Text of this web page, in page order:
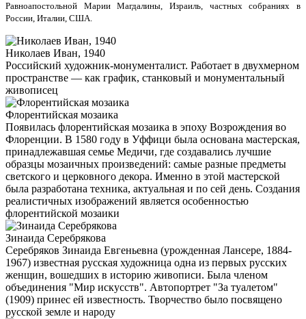
Равноапостольной Марии Магдалины, Израиль, частных собраниях в
России, Италии, США.
Николаев Иван, 1940
Российский художник-монументалист. Работает в двухмерном
пространстве — как график, станковый и монументальный
живописец
Флорентийская мозаика
Появилась флорентийская мозаика в эпоху Возрождения во
Флоренции. В 1580 году в Уффици была основана мастерская,
принадлежавшая семье Медичи, где создавались лучшие
образцы мозаичных произведений: самые разные предметы
светского и церковного декора. Именно в этой мастерской
была разработана техника, актуальная и по сей день. Создания
реалистичных изображений является особенностью
флорентийской мозаики
Зинаида Серебрякова
Серебряков Зинаида Евгеньевна (урожденная Лансере, 1884-
1967) известная русская художница одна из первых русских
женщин, вошедших в историю живописи. Была членом
объединения "Мир искусств". Автопортрет "За туалетом"
(1909) принес ей известность. Творчество было посвящено
русской земле и народу